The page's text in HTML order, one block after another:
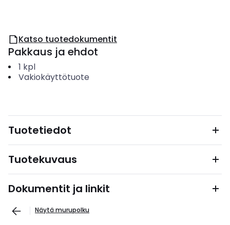
Katso tuotedokumentit
Pakkaus ja ehdot
1 kpl
Vakiokäyttötuote
Tuotetiedot
Tuotekuvaus
Dokumentit ja linkit
Näytä murupolku